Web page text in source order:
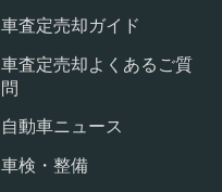
車査定売却ガイド
車査定売却よくあるご質
問
自動車ニュース
車検・整備